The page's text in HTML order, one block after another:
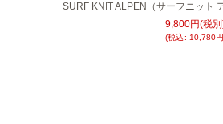
SURF KNIT ALPEN（サーフニット
9,800円(税
(税込: 10,780円